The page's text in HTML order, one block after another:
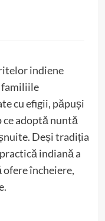
indiene
familiile
cu efigii, păpuși
adoptă nuntă
Deși tradiția
indiană a
încheiere,